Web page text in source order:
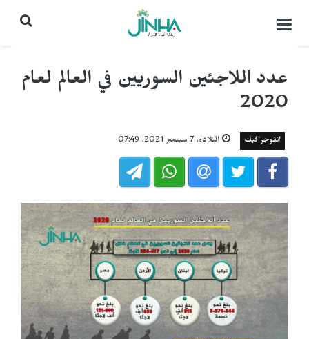
التحكم
عدد اللاجئين السوريين في العالم لعام
2020
انفوجرافيك الثلاثاء, 7 سبتمبر 2021, 07:49